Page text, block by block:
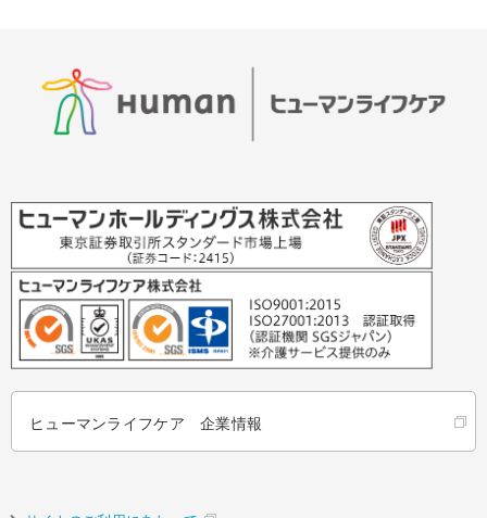
ヒューマンライフケア 企業情報